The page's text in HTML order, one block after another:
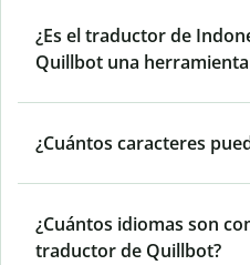
¿Es el traductor de
Quillbot una
¿Cuántos caracteres
¿Cuántos idiomas son
traductor de Quillbot?